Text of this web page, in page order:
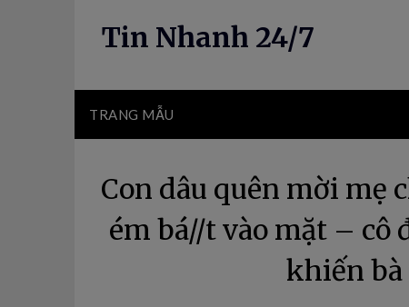
Tin Nhanh 24/7
TRANG MẪU
Con dâu quên mời mẹ
ém bá//t vào mặt – cô
khiến